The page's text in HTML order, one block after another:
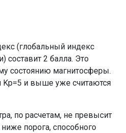
(глобальный индекс
составит 2 балла. Это
состоянию магнитосферы.
Kp=5 и выше уже считаются
по расчетам, не превысит
порога, способного